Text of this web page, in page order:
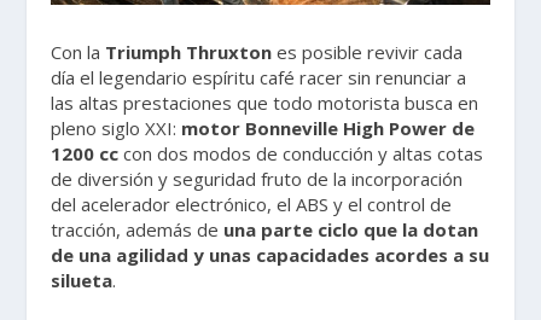
Con la Triumph Thruxton es posible revivir cada
día el legendario espíritu café racer sin renunciar a
las altas prestaciones que todo motorista busca en
pleno siglo XXI: motor Bonneville High Power de
1200 cc con dos modos de conducción y altas cotas
de diversión y seguridad fruto de la incorporación
del acelerador electrónico, el ABS y el control de
tracción, además de una parte ciclo que la dotan
de una agilidad y unas capacidades acordes a su
silueta.